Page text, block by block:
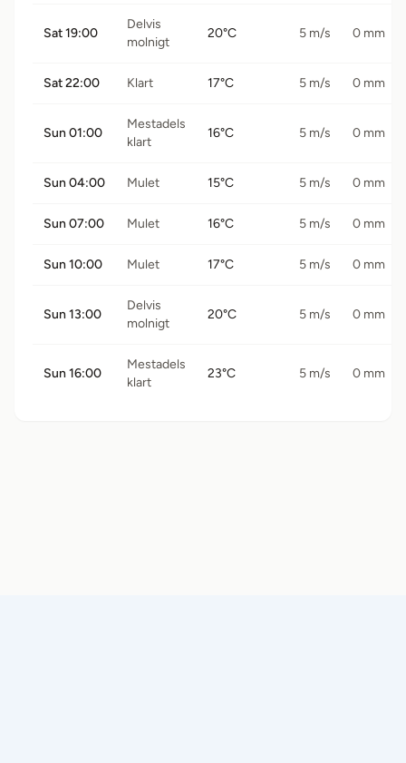
Sat 19:00
Delvis
molnigt
20°C 5 m/s 0 mm
Sat 22:00 Klart 17°C 5 m/s 0 mm
Sun 01:00
Mestadels
klart
16°C 5 m/s 0 mm
Sun 04:00 Mulet 15°C 5 m/s 0 mm
Sun 07:00 Mulet 16°C 5 m/s 0 mm
Sun 10:00 Mulet 17°C 5 m/s 0 mm
Sun 13:00
Delvis
molnigt
20°C 5 m/s 0 mm
Sun 16:00
Mestadels
klart
23°C 5 m/s 0 mm